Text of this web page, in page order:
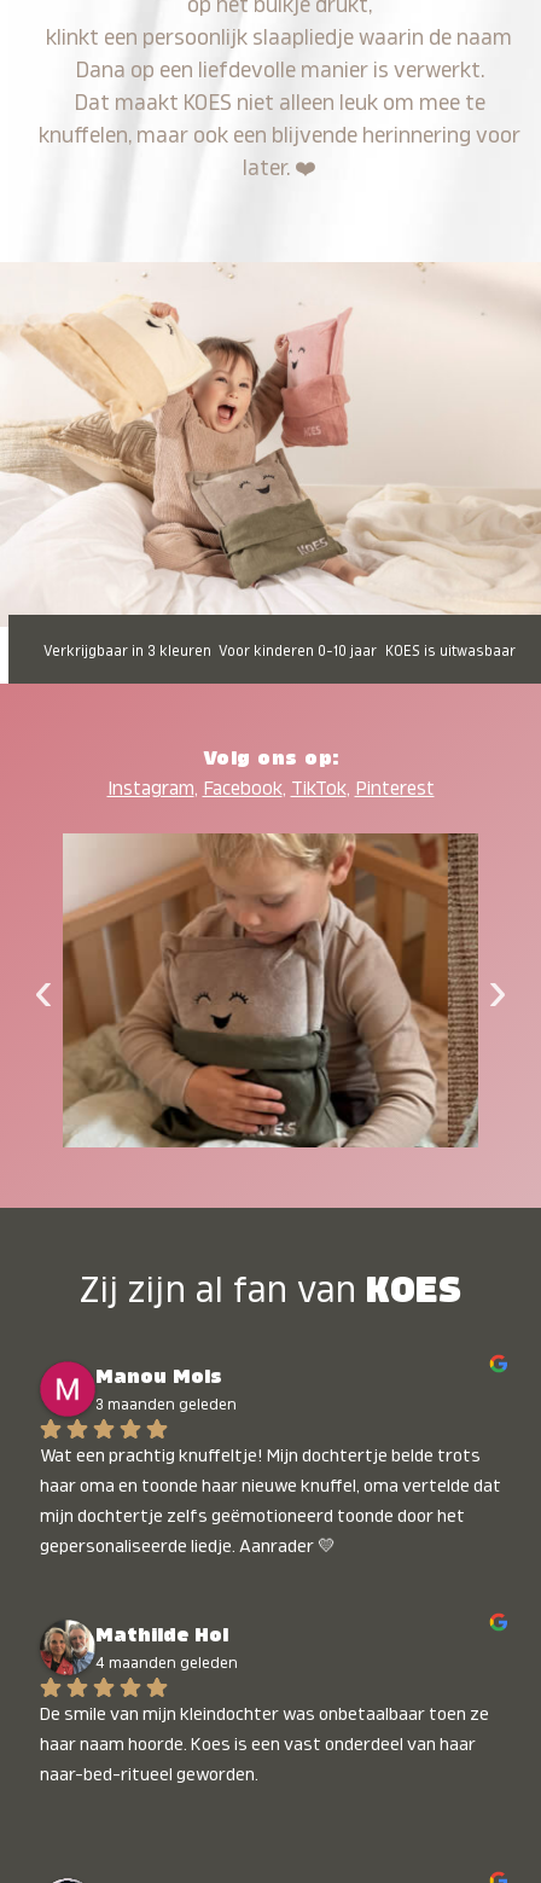
op het buikje drukt,
klinkt een persoonlijk slaapliedje waarin de naam
Dana op een liefdevolle manier is verwerkt.
Dat maakt KOES niet alleen leuk om mee te
knuffelen, maar ook een blijvende herinnering voor
later. ❤️
Verkrijgbaar in 3 kleuren Voor kinderen 0-10 jaar KOES is uitwasbaar
Volg ons op:
Instagram, Facebook, TikTok, Pinterest
‹ ›
Zij zijn al fan van KOES
Manou Mols
3 maanden geleden
Wat een prachtig knuffeltje! Mijn dochtertje belde trots
haar oma en toonde haar nieuwe knuffel, oma vertelde dat
mijn dochtertje zelfs geëmotioneerd toonde door het
gepersonaliseerde liedje. Aanrader 💛
Mathilde Hol
4 maanden geleden
De smile van mijn kleindochter was onbetaalbaar toen ze
haar naam hoorde. Koes is een vast onderdeel van haar
naar-bed-ritueel geworden.